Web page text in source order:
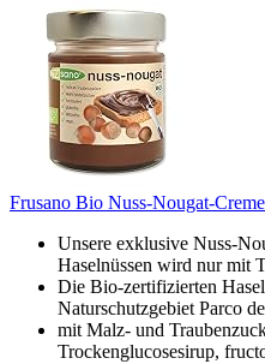
Frusano Bio Nuss-Nougat-
Unsere exklusive Nuss-
Haselnüssen wird nur mit
Die Bio-zertifizierten
Naturschutzgebiet Parco
mit Malz- und
Trockenglucosesirup,